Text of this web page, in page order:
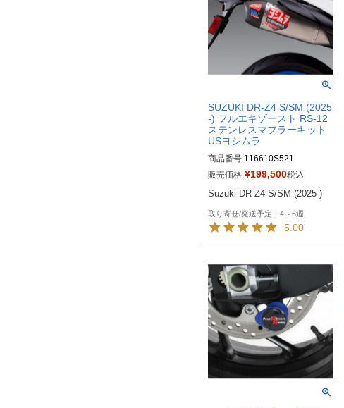
SUZUKI DR-Z4 S/SM (2025
-) フルエキゾースト RS-12
ステンレスマフラーキット
USヨシムラ
商品番号 116610S521
旧型番：116610S520
販売価格 ¥199,500税込
Suzuki DR-Z4 S/SM (2025-)
4～6週
5.00